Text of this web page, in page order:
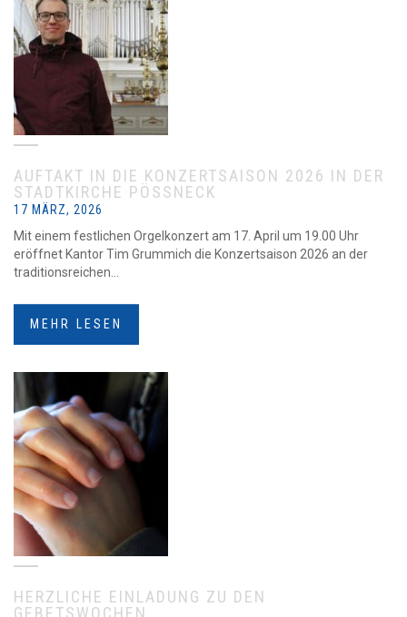
AUFTAKT IN DIE KONZERTSAISON 2026 IN DER
STADTKIRCHE PÖSSNECK
17 MÄRZ, 2026
Mit einem festlichen Orgelkonzert am 17. April um 19.00 Uhr
eröffnet Kantor Tim Grummich die Konzertsaison 2026 an der
traditionsreichen...
MEHR LESEN
HERZLICHE EINLADUNG ZU DEN
GEBETSWOCHEN